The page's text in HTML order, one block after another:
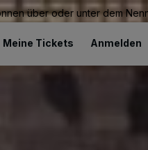
über oder unter dem
Meine Tickets Anmelden